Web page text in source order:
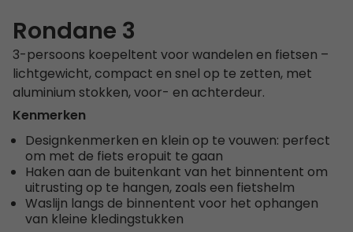
Rondane 3
3-persoons koepeltent voor wandelen en fietsen –
lichtgewicht, compact en snel op te zetten, met
aluminium stokken, voor- en achterdeur.
Kenmerken
Designkenmerken en klein op te vouwen: perfect
om met de fiets eropuit te gaan
Haken aan de buitenkant van het binnentent om
uitrusting op te hangen, zoals een fietshelm
Waslijn langs de binnentent voor het ophangen
van kleine kledingstukken